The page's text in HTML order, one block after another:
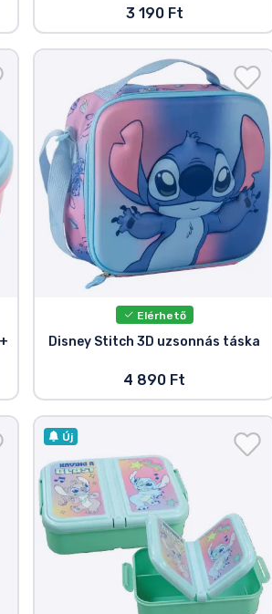
3 190 Ft
Elérhető
Disney Stitch 3D uzsonnás táska
4 890 Ft
Új